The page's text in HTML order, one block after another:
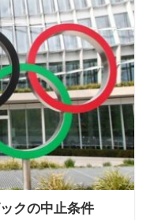
クの中止条件